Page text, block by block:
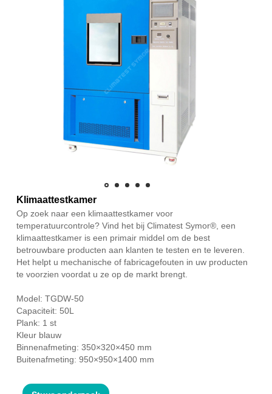
Klimaattestkamer
Op zoek naar een klimaattestkamer voor
temperatuurcontrole? Vind het bij Climatest Symor®, een
klimaattestkamer is een primair middel om de best
betrouwbare producten aan klanten te testen en te leveren.
Het helpt u mechanische of fabricagefouten in uw producten
te voorzien voordat u ze op de markt brengt.
Model: TGDW-50
Capaciteit: 50L
Plank: 1 st
Kleur blauw
Binnenafmeting: 350×320×450 mm
Buitenafmeting: 950×950×1400 mm